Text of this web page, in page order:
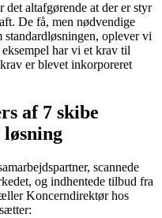
det altafgørende at der er styr
De få, men nødvendige
oplever vi
har vi et krav til
er blevet inkorporeret
af 7 skibe
scannede
og indhentede tilbud fra
Koncerndirektør hos